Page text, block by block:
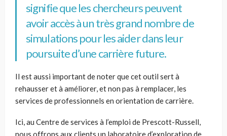
signifie que les chercheurs peuvent
avoir accès à un très grand nombre de
simulations pour les aider dans leur
poursuite d’une carrière future.
Il est aussi important de noter que cet outil sert à
rehausser et à améliorer, et non pas à remplacer, les
services de professionnels en orientation de carrière.
Ici, au Centre de services à l’emploi de Prescott-Russell,
nous offrons aux clients un laboratoire d’exploration de